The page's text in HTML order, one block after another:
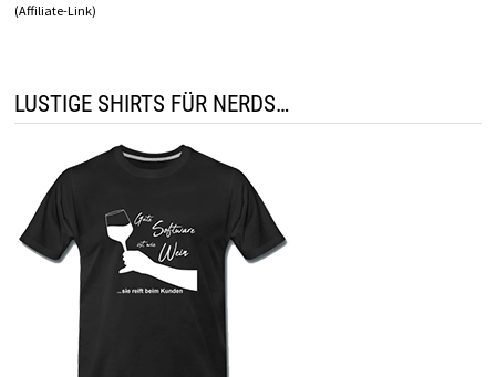
(Affiliate-Link)
LUSTIGE SHIRTS FÜR NERDS…